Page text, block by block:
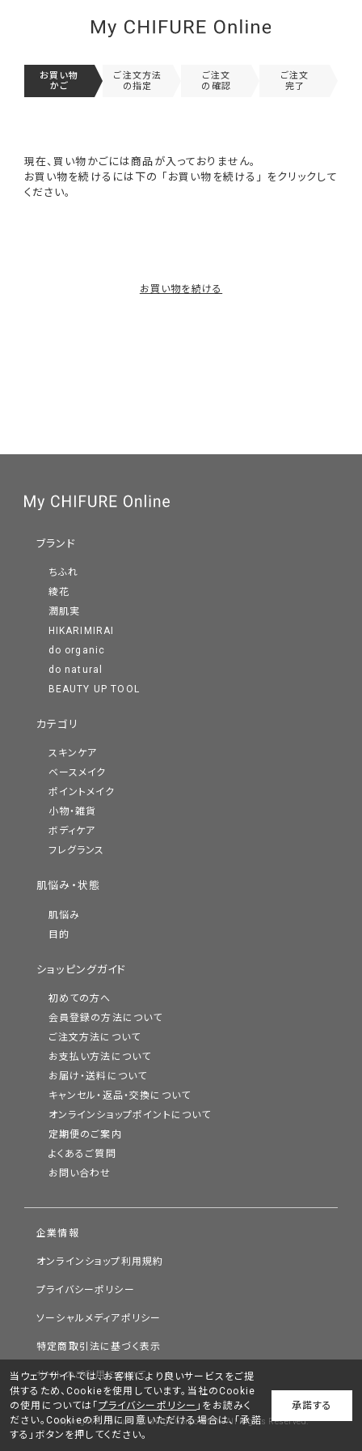
お買い物
かご
ご注文方法
の指定
ご注文
の確認
ご注文
完了
現在、買い物かごには商品が入っておりません。
お買い物を続けるには下の 「お買い物を続ける」 をクリックして
ください。
お買い物を続ける
ブランド
ちふれ
綾花
潤肌実
HIKARIMIRAI
do organic
do natural
BEAUTY UP TOOL
カテゴリ
スキンケア
ベースメイク
ポイントメイク
小物・雑貨
ボディケア
フレグランス
肌悩み・状態
肌悩み
目的
ショッピングガイド
初めての方へ
会員登録の方法について
ご注文方法について
お支払い方法について
お届け・送料について
キャンセル・返品・交換について
オンラインショップポイントについて
定期便のご案内
よくあるご質問
お問い合わせ
企業情報
オンラインショップ利用規約
プライバシーポリシー
ソーシャルメディアポリシー
特定商取引法に基づく表示
サイトのご利用について
Copyright © Chifure Holdings Corporation. All Rights Reserved.
当ウェブサイトでは、お客様により良いサービスをご提
供するため、Cookieを使用しています。当社のCookie
の使用については「 プライバシーポリシー 」をお読みく
ださい。Cookieの利用に同意いただける場合は、「承諾
する」ボタンを押してください。
承諾する